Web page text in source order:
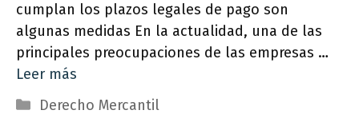
cumplan los plazos legales de pago son
algunas medidas En la actualidad, una de las
principales preocupaciones de las empresas …
Leer más
Categorías
Derecho Mercantil